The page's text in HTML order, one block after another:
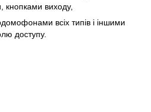
кнопками виходу,
всіх типів і іншими
доступу.